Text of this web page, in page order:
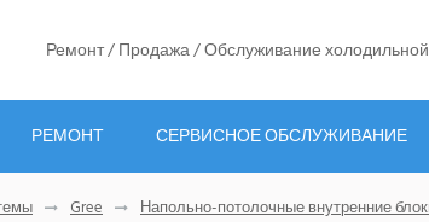
Ремонт / Продажа / Обслуживание холодильной
РЕМОНТ СЕРВИСНОЕ ОБСЛУЖИВАНИЕ
Gree Напольно-потолочные внутренние